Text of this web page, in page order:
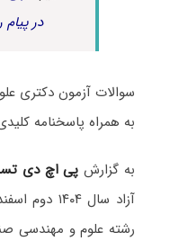
در
به همراه پاسخنامه
به گزارشپی اچ دی
آزاد سال
رشته علوم و مهندسی